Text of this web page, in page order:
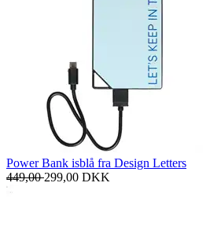
Power Bank isblå fra Design Letters
449,00299,00 DKK